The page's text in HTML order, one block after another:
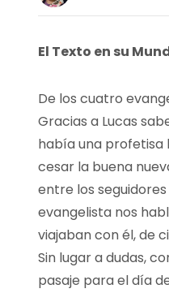
El Texto en su
De los cuatro
Gracias a Lucas
había una profetisa
cesar la buena
entre los
evangelista nos
viajaban con él, de
Sin lugar a dudas,
pasaje para el día